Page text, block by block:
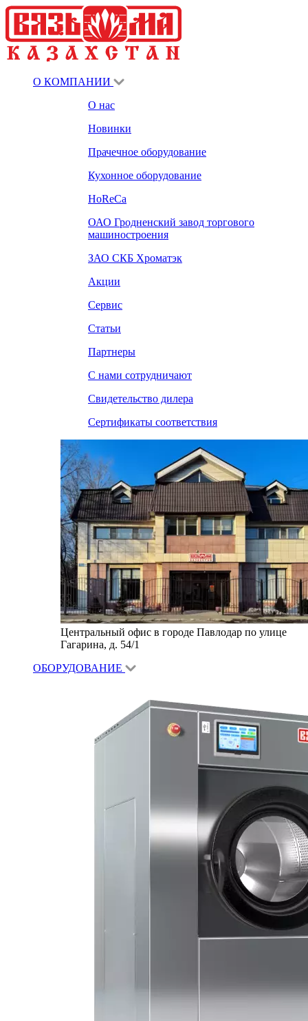
О КОМПАНИИ
О нас
Новинки
Прачечное оборудование
Кухонное оборудование
HoReCa
ОАО Гродненский завод торгового
машиностроения
ЗАО СКБ Хроматэк
Акции
Сервис
Статьи
Партнеры
С нами сотрудничают
Свидетельство дилера
Сертификаты соответствия
Центральный офис в городе Павлодар по улице
Гагарина, д. 54/1
ОБОРУДОВАНИЕ